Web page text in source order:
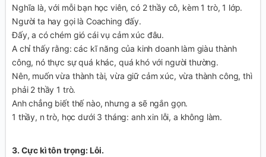
Nghĩa là, với mỗi bạn học viên, có 2 thầy cô, kèm 1 trò, 1 lớp.
Người ta hay gọi là Coaching đấy.
Đấy, a có chém gió cái vụ cảm xúc đâu.
A chỉ thấy rằng: các kĩ năng của kinh doanh làm giàu thành
công, nó thực sự quá khác, quá khó với người thường.
Nên, muốn vừa thành tài, vừa giữ cảm xúc, vừa thành công, thì
phải 2 thầy 1 trò.
Anh chẳng biết thế nào, nhưng a sẽ ngắn gọn.
1 thầy, n trò, học dưới 3 tháng: anh xin lỗi, a không làm.
3. Cực kì tôn trọng: Lỗi.